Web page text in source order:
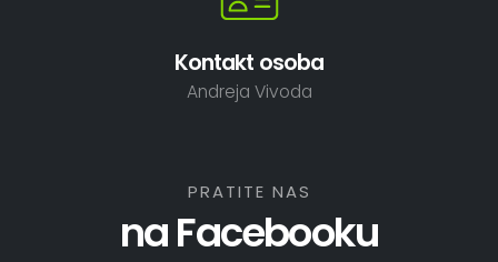
Kontakt osoba
Andreja Vivoda
PRATITE NAS
na Facebooku